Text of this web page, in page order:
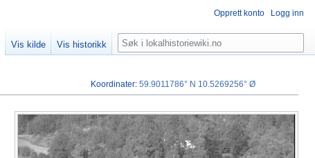
Koordinater:59.9011786° N 10.5269256° Ø
Opprett konto Logg inn
Vis kilde Vis historikk Søk